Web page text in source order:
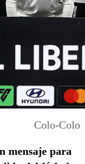
Colo-Colo
mensaje para